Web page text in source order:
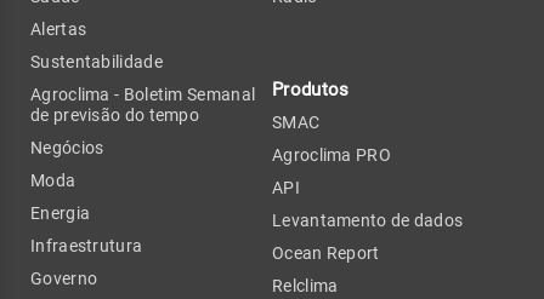
Alertas
Sustentabilidade
Agroclima - Boletim Semanal
de previsão do tempo
Negócios
Moda
Energia
Infraestrutura
Governo
Produtos
SMAC
Agroclima PRO
API
Levantamento de dados
Ocean Report
Relclima